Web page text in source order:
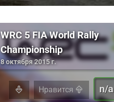
WRC 5 FIA World Rally
Championship
8 октября 2015 г.
Нравится n/a